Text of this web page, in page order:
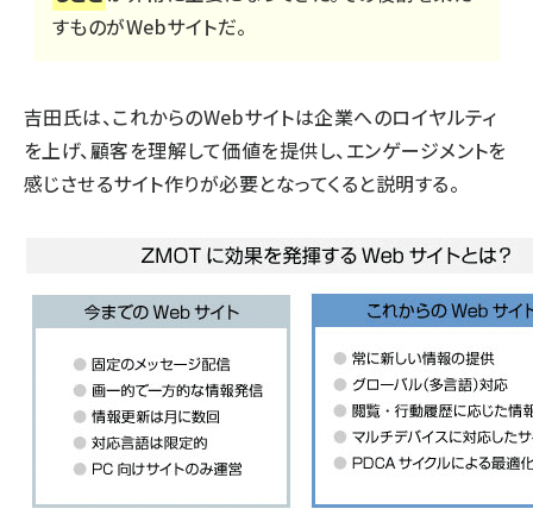
すものがWebサイトだ。
吉田氏は、これからのWebサイトは企業へのロイヤルティ
を上げ、顧客を理解して価値を提供し、エンゲージメントを
感じさせるサイト作りが必要となってくると説明する。